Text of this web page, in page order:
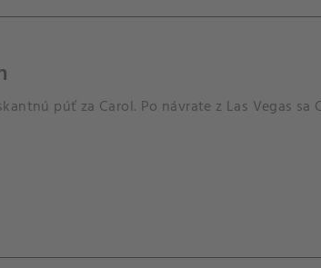
púť za Carol. Po návrate z Las Vegas sa